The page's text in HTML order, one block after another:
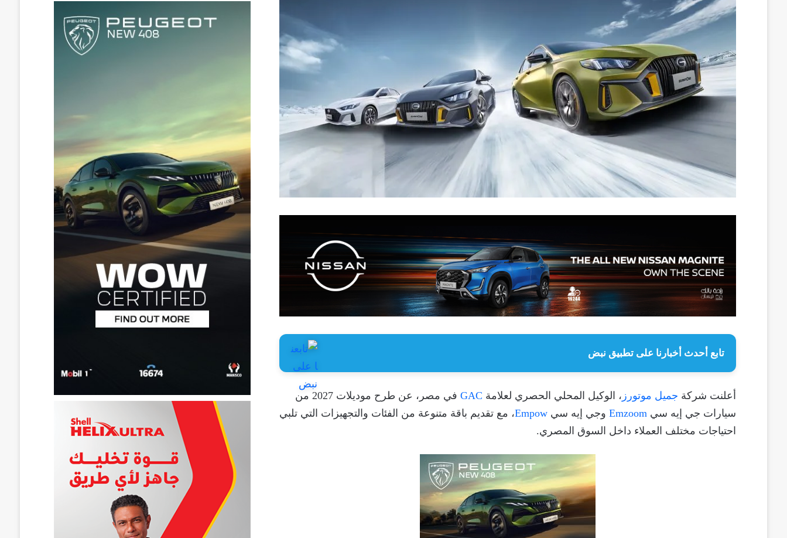
تابع أحدث أخبارنا على تطبيق نبض
أعلنت شركة جميل موتورز ، الوكيل المحلي الحصري لعلامة GAC
في مصر، عن طرح موديلات 2027 من
سيارات جي إيه سي Emzoomوجي إيه سي Empow، مع تقديم باقة متنوعة من الفئات والتجهيزات التي تلبي
احتياجات مختلف العملاء داخل السوق المصري.